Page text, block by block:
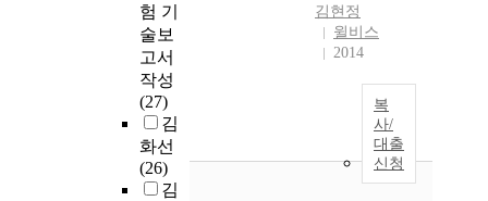
험 기
술보
고서
작성
(27)
김
화선
(26)
김
김현정
윌비스
2014
복
사/
대출
신청